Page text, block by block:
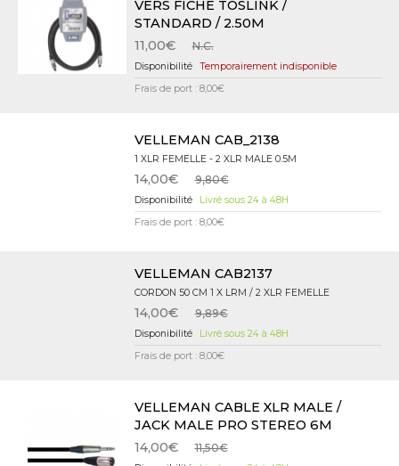
VERS FICHE TOSLINK /
STANDARD / 2.50M
11,00€
N.C.
Temporairement indisponible
Frais de port : 8,00€
VELLEMAN CAB_2138
1 XLR FEMELLE - 2 XLR MALE 0.5M
14,00€ 9,80€
Livré sous 24 à 48H
Frais de port : 8,00€
VELLEMAN CAB2137
CORDON 50 CM 1 X LRM / 2 XLR FEMELLE
14,00€ 9,89€
Livré sous 24 à 48H
Frais de port : 8,00€
VELLEMAN CABLE XLR MALE /
JACK MALE PRO STEREO 6M
14,00€
11,50€